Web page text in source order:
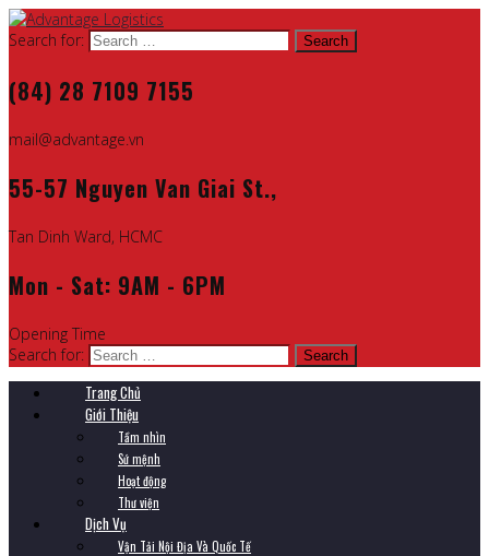
Search for:
(84) 28 7109 7155
mail@advantage.vn
55-57 Nguyen Van Giai St.,
Tan Dinh Ward, HCMC
Mon - Sat: 9AM - 6PM
Opening Time
Search for:
Trang Chủ
Giới Thiệu
Tầm nhìn
Sứ mệnh
Hoạt động
Thư viện
Dịch Vụ
Vận Tải Nội Địa Và Quốc Tế